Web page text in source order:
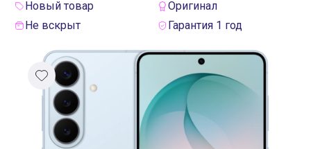
Договор оферты
Реквизиты
Контакты
Гарантия
Новый товар
Оригинал
Не вскрыт
Гарантия 1 год